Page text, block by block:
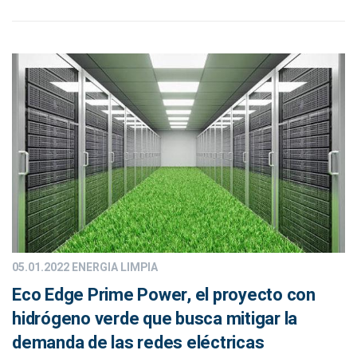
05.01.2022ENERGIA LIMPIA
Eco Edge Prime Power, el proyecto con
hidrógeno verde que busca mitigar la
demanda de las redes eléctricas